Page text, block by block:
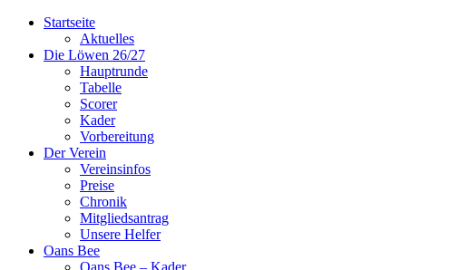
Startseite
Aktuelles
Die Löwen 26/27
Hauptrunde
Tabelle
Scorer
Kader
Vorbereitung
Der Verein
Vereinsinfos
Preise
Chronik
Mitgliedsantrag
Unsere Helfer
Oans Bee
Oans Bee – Kader